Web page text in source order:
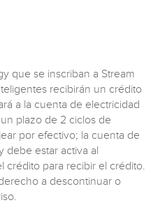
que se inscriban a Stream
recibirán un crédito
a la cuenta de electricidad
plazo de 2 ciclos de
por efectivo; la cuenta de
debe estar activa al
crédito para recibir el crédito.
a descontinuar o